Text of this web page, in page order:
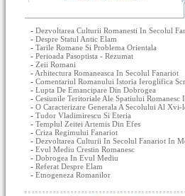
- Dezvoltarea Culturii Romanesti In Secolul
- Despre Statul Antic Elam
- Tarile Romane Si Problema Orientala
- Perioada Pasoptista - Rezumat
- Zeii Romani
- Arhitectura Romaneasca In Secolul Fanariot
- Comentariul Romanului Istoria Ieroglifica
- Lupta De Emancipare Din Dobrogea
- Cesiunile Teritoriale Ale Spatiului
- O Caracterizare Generala A Secolului Al Xvi-
- Tudor Vladimirescu Si Eteria
- Templul Zeitei Artemis Din Efes
- Criza Regimului Fanariot
- Dezvoltarea Culturii In Secolul Fanariot In
- Evul Mediu Crestin Romanesc
- Dobrogea In Evul Mediu
- Referat Despre Elam
- Etnogeneza Romanilor